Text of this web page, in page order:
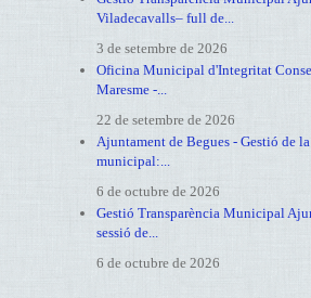
Viladecavalls– full de...
3 de setembre de 2026
Oficina Municipal d'Integritat
Maresme -...
22 de setembre de 2026
Ajuntament de Begues - Gestió de
municipal:...
6 de octubre de 2026
Gestió Transparència Municipal
sessió de...
6 de octubre de 2026